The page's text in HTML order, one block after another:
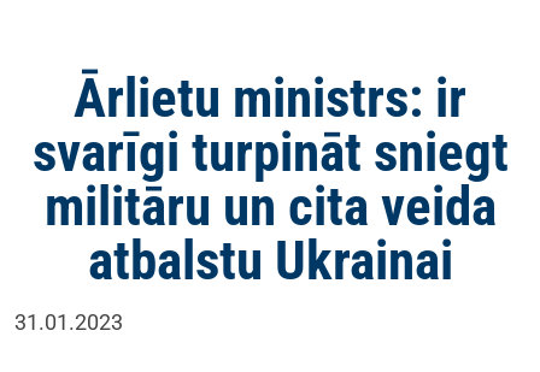
Ārlietu ministrs: ir
svarīgi turpināt sniegt
militāru un cita veida
atbalstu Ukrainai
31.01.2023